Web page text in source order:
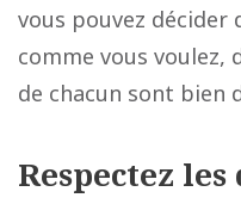
vous pouvez décider
comme vous voulez,
de chacun sont bien
Respectez